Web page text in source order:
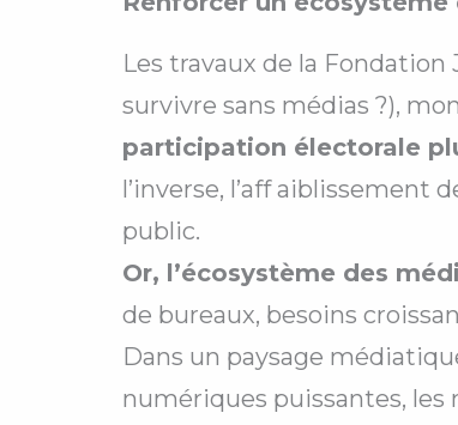
Les travaux de la
survivre sans médias ?),
participation électorale
l’inverse, l’aff aiblissement
public.
Or, l’écosystème des
de bureaux, besoins
Dans un paysage
numériques puissantes, les